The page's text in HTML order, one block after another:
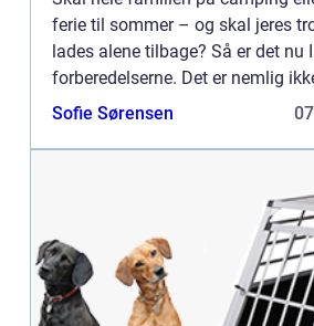
ferie til sommer – og skal jeres
lades alene tilbage? Så er det nu
forberedelserne. Det er nemlig
er lige glade for at k&osl...
Sofie Sørensen